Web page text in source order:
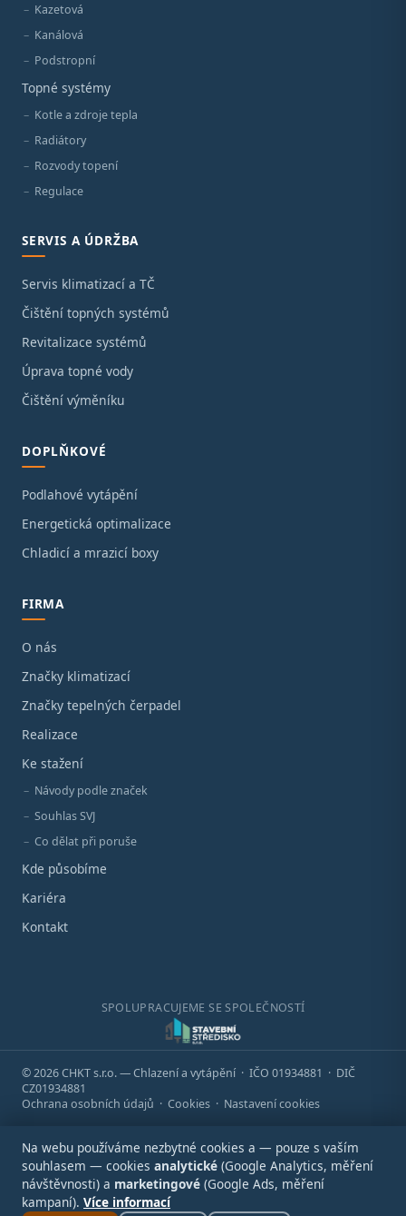
Kazetová
Kanálová
Podstropní
Topné systémy
Kotle a zdroje tepla
Radiátory
Rozvody topení
Regulace
SERVIS A ÚDRŽBA
Servis klimatizací a TČ
Čištění topných systémů
Revitalizace systémů
Úprava topné vody
Čištění výměníku
DOPLŇKOVÉ
Podlahové vytápění
Energetická optimalizace
Chladicí a mrazicí boxy
FIRMA
O nás
Značky klimatizací
Značky tepelných čerpadel
Realizace
Ke stažení
Návody podle značek
Souhlas SVJ
Co dělat při poruše
Kde působíme
Kariéra
Kontakt
SPOLUPRACUJEME SE SPOLEČNOSTÍ
© 2026 CHKT s.r.o. — Chlazení a vytápění · IČO 01934881 · DIČ
CZ01934881
Ochrana osobních údajů · Cookies · Nastavení cookies
Na webu používáme nezbytné cookies a — pouze s vaším
souhlasem — cookies analytické (Google Analytics, měření
návštěvnosti) a marketingové (Google Ads, měření
kampaní). Více informací